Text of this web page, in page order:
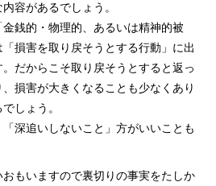
容があるでしょう。
銭的・物理的、あるいは精神的被
損害を取り戻そうとする行動」に出
だからこそ取り戻そうとすると返っ
損害が大きくなることも少なくあり
しょう。
深追いしないこと」方がいいことも
もいますので裏切りの事実をたしか